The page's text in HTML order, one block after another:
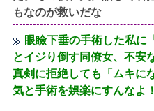
もなのが救いだな
眼瞼下垂の手術した私に
とイジり倒す同僚女、不安
真剣に拒絶しても「ムキに
気と手術を娯楽にすんなよ